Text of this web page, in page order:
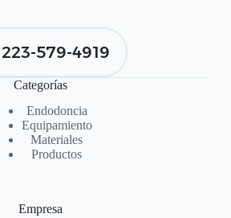
223-579-4919
Categorías
Endodoncia
Equipamiento
Materiales
Productos
Empresa